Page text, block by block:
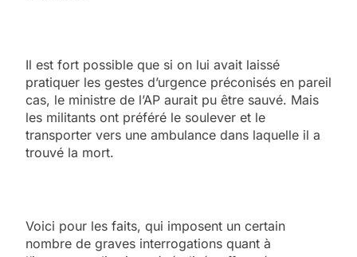
Il est fort possible que si on lui avait laissé
pratiquer les gestes d’urgence préconisés en pareil
cas, le ministre de l’AP aurait pu être sauvé. Mais
les militants ont préféré le soulever et le
transporter vers une ambulance dans laquelle il a
trouvé la mort.
Voici pour les faits, qui imposent un certain
nombre de graves interrogations quant à